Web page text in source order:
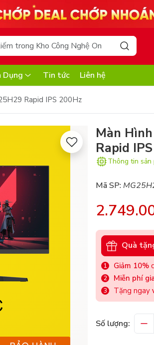
Dụng Tin tức Liên hệ
Rapid IPS 200Hz
Màn
Rapid
Thông tin sản
Mã SP:
Quà
Giảm 10%
Miễn phí
Tặng ngay
Số lượng: